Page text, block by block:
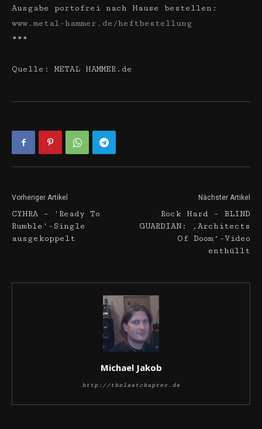
Ausgabe portofrei nach Hause bestellen:
www.metal-hammer.de/heftbestellung
***
Quelle: METAL HAMMER.de
Vorheriger Artikel
CYHRA – 'Ready To
Rumble'-Single
ausgekoppelt
Nächster Artikel
Rock Hard – BLIND
GUARDIAN: ‚Architects
Of Doom‘-Video
enthüllt
Michael Jakob
http://thelastchapter.de